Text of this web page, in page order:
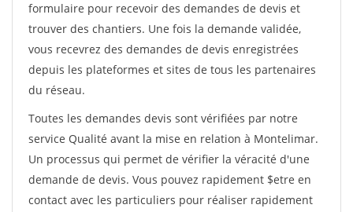
formulaire pour recevoir des demandes de devis et
trouver des chantiers. Une fois la demande validée,
vous recevrez des demandes de devis enregistrées
depuis les plateformes et sites de tous les partenaires
du réseau.
Toutes les demandes devis sont vérifiées par notre
service Qualité avant la mise en relation à Montelimar.
Un processus qui permet de vérifier la véracité d'une
demande de devis. Vous pouvez rapidement $etre en
contact avec les particuliers pour réaliser rapidement